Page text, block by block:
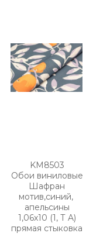
KM8503
Обои виниловые
Шафран
мотив,синий,
апельсины
1,06х10 (1, Т A)
прямая стыковка